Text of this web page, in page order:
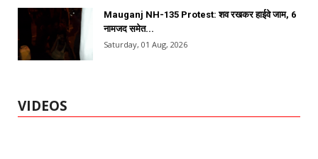
Mauganj NH-135 Protest: शव रखकर हाईवे जाम, 6
नामजद समेत...
Saturday, 01 Aug, 2026
VIDEOS